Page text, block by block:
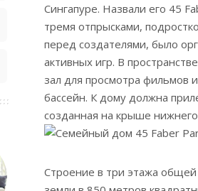
Сингапуре. Назвали его 45
тремя отпрысками,
перед создателями, было
активных игр. В
зал для просмотра фильмов
бассейн. К дому должна
созданная на крыше
Строение в три этажа